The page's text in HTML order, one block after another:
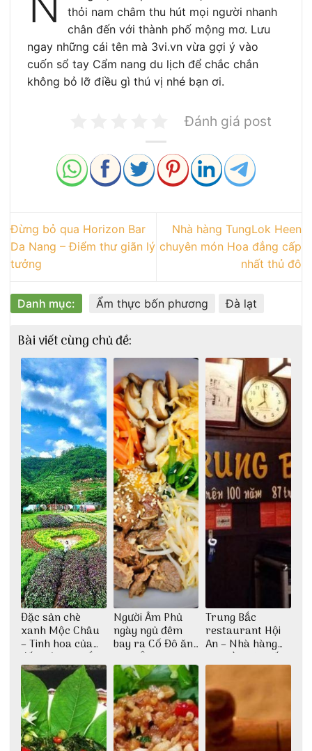
thỏi nam châm thu hút mọi người nhanh
chân đến với thành phố mộng mơ. Lưu
ngay những cái tên mà 3vi.vn vừa gợi ý vào
cuốn sổ tay Cẩm nang du lịch để chắc chắn
không bỏ lỡ điều gì thú vị nhé bạn ơi.
Đánh giá post
Đừng bỏ qua Horizon Bar
Da Nang – Điểm thư giãn lý
tưởng
Nhà hàng TungLok Heen
chuyên món Hoa đẳng cấp
nhất thủ đô
Danh mục: Ẩm thực bốn phương Đà lạt
Bài viết cùng chủ đề:
Đặc sản chè
xanh Mộc Châu
– Tinh hoa của
đất trời Tây Bắc
Người Âm Phủ
ngày ngủ đêm
bay ra Cố Đô ăn
Cơm Âm Phủ
Huế
Trung Bắc
restaurant Hội
An – Nhà hàng
cao lầu có thiết
kế vô cùng ấn
tượng giữa lòng
phố Hội